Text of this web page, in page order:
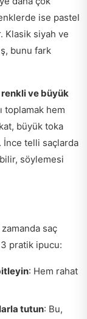
ise pastel
Klasik siyah ve
bunu fark
ve büyük
toplamak hem
büyük toka
İnce telli saçlarda
söylemesi
saç
pratik ipucu:
: Hem rahat
tutun: Bu,